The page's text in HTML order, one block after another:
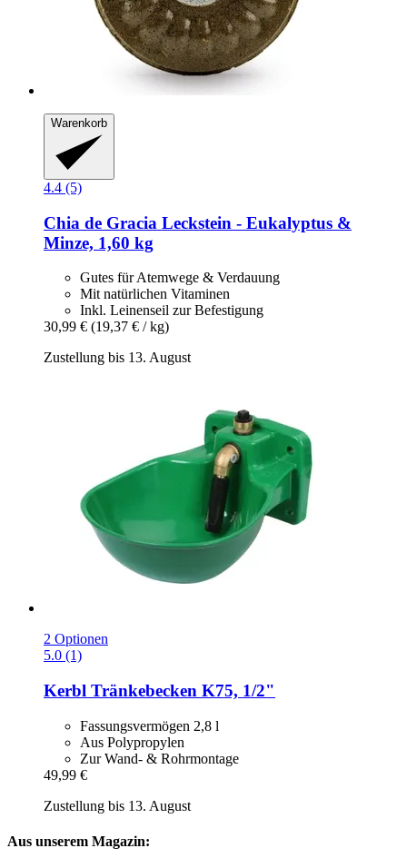
Warenkorb
4.4 (5)
Chia de Gracia Leckstein -​ Eukalyptus &
Minze, 1,60 kg
Gutes für Atemwege & Verdauung
Mit natürlichen Vitaminen
Inkl. Leinenseil zur Befestigung
30,99 € (19,37 € / kg)
Zustellung bis 13. August
2 Optionen
5.0 (1)
Kerbl Tränkebecken K75, 1/2"
Fassungsvermögen 2,8 l
Aus Polypropylen
Zur Wand- & Rohrmontage
49,99 €
Zustellung bis 13. August
Aus unserem Magazin: